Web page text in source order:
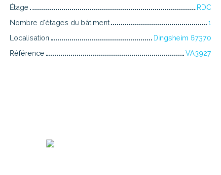
Étage
RDC
Nombre d'étages du bâtiment
1
Localisation
Dingsheim 67370
Référence
VA3927